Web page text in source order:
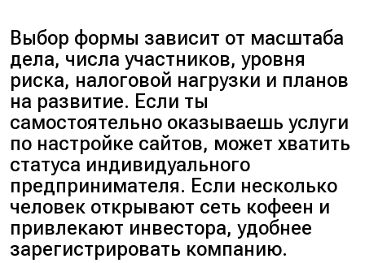
Выбор формы зависит от масштаба
дела, числа участников, уровня
риска, налоговой нагрузки и планов
на развитие. Если ты
самостоятельно оказываешь услуги
по настройке сайтов, может хватить
статуса индивидуального
предпринимателя. Если несколько
человек открывают сеть кофеен и
привлекают инвестора, удобнее
зарегистрировать компанию.